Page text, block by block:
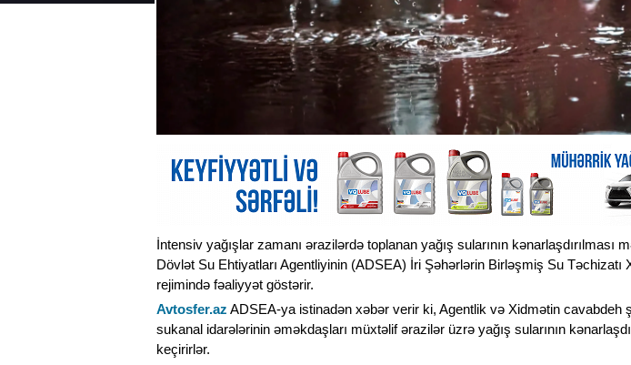
İntensiv yağışlar zamanı ərazilərdə toplanan yağış sularının kənarlaşdırılması
Dövlət Su Ehtiyatları Agentliyinin (ADSEA) İri Şəhərlərin Birləşmiş Su Təchizatı
rejimində fəaliyyət göstərir.
Avtosfer.az ADSEA-ya istinadən xəbər verir ki, Agentlik və Xidmətin cavabdeh
sukanal idarələrinin əməkdaşları müxtəlif ərazilər üzrə yağış sularının
keçirirlər.